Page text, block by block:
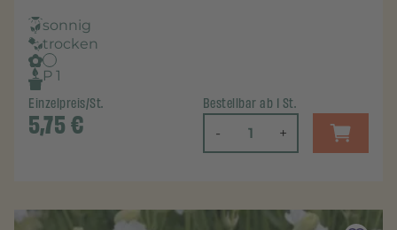
sonnig
trocken
P 1
Einzelpreis/St.
5,75€
Bestellbar ab 1 St.
- +